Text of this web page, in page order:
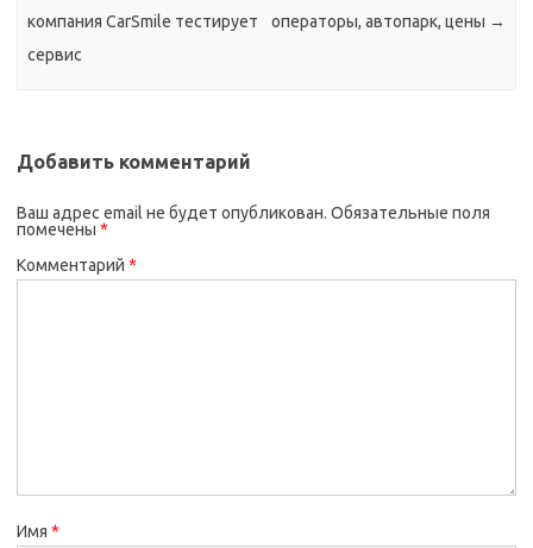
компания CarSmile тестирует
сервис
операторы, автопарк, цены →
Добавить комментарий
Ваш адрес email не будет опубликован. Обязательные поля
помечены *
Комментарий *
Имя *